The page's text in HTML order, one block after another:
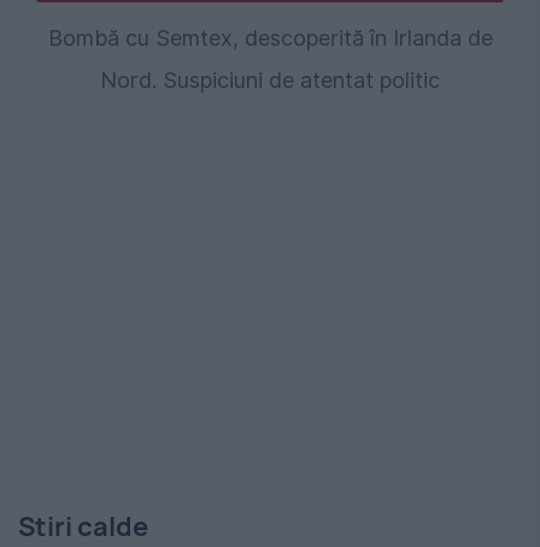
Bombă cu Semtex, descoperită în Irlanda de
Nord. Suspiciuni de atentat politic
Stiri calde